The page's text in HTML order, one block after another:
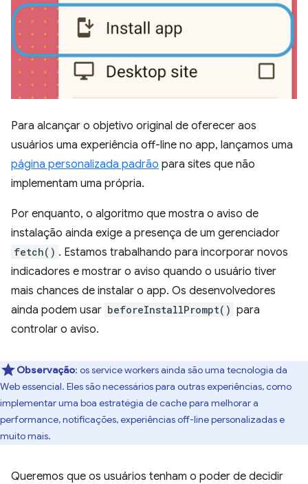
Para alcançar o objetivo original de oferecer aos
usuários uma experiência off-line no app, lançamos uma
página personalizada padrão para sites que não
implementam uma própria.
Por enquanto, o algoritmo que mostra o aviso de
instalação ainda exige a presença de um gerenciador
fetch() . Estamos trabalhando para incorporar novos
indicadores e mostrar o aviso quando o usuário tiver
mais chances de instalar o app. Os desenvolvedores
ainda podem usar beforeInstallPrompt() para
controlar o aviso.
Observação: os service workers ainda são uma tecnologia da
Web essencial. Eles são necessários para outras experiências, como
implementar uma boa estratégia de cache para melhorar a
performance, notificações, experiências off-line personalizadas e
muito mais.
Queremos que os usuários tenham o poder de decidir